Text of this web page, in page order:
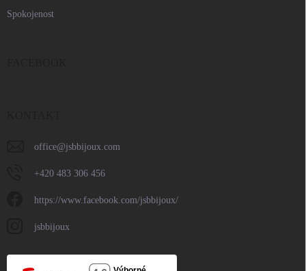
Spokojenost
office@jsbbijoux.com
+420 483 306 456
https://www.facebook.com/jsbbijoux/
jsbbijoux